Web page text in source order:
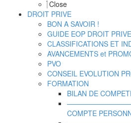
Close
DROIT PRIVE
BON A SAVOIR !
GUIDE EOP DROIT PRIVE
CLASSIFICATIONS ET
AVANCEMENTS et
PVO
CONSEIL EVOLUTION
FORMATION
BILAN DE
COMPTE